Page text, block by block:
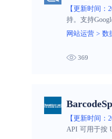
【更新时间：
持。支持
网站运营 > 数
369
【更新时间：
API 可用于按